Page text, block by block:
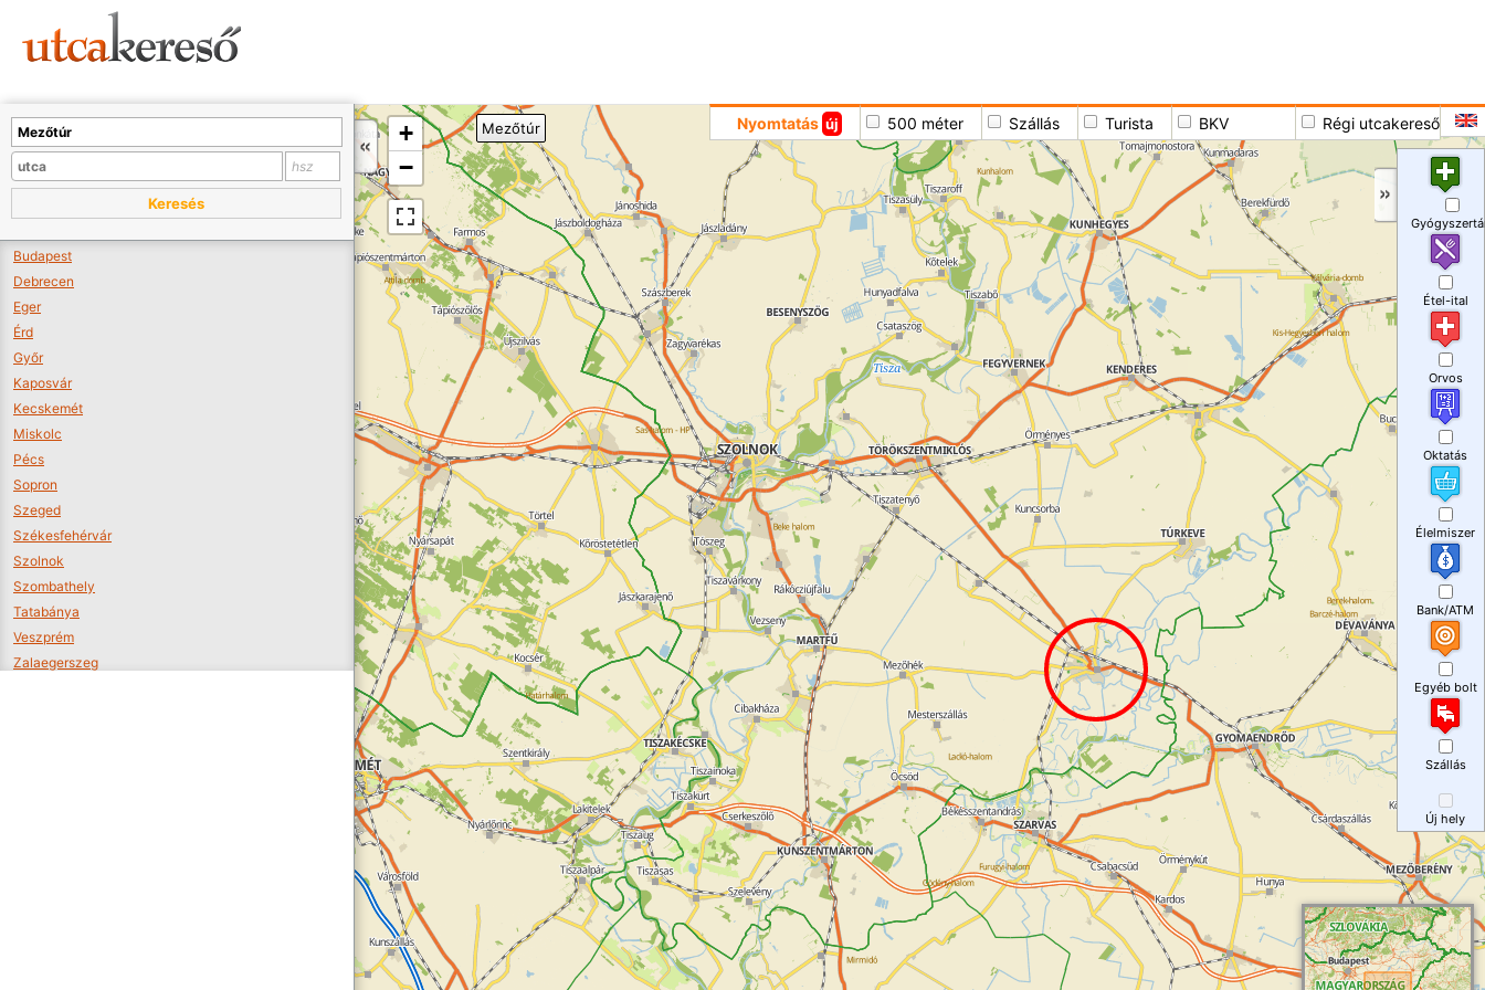
+
−
Nyomtatás új 500 méter Szállás Turista BKV Régi utcakereső
Mezőtúr
Keresés
Budapest
Debrecen
Eger
Érd
Győr
Kaposvár
Kecskemét
Miskolc
Pécs
Sopron
Szeged
Székesfehérvár
Szolnok
Szombathely
Tatabánya
Veszprém
Zalaegerszeg
Étel-ital
Orvos
Oktatás
Élelmiszer
Bank/ATM
Egyéb bolt
Szállás
Új hely
A térképet kicsinyíteni kell, hogy látszódjanak a boltok.
Boltok látszódjanak >>